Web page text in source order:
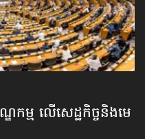
ឌកម្ម លើសេដ្ឋកិច្ច​និងមេ